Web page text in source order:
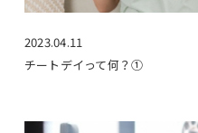
2023.04.11
チートデイって何？①